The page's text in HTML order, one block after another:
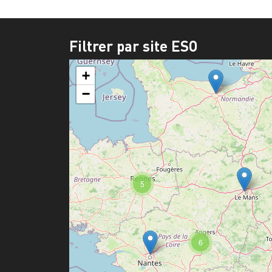
Filtrer par site ESO
6
5
+
−